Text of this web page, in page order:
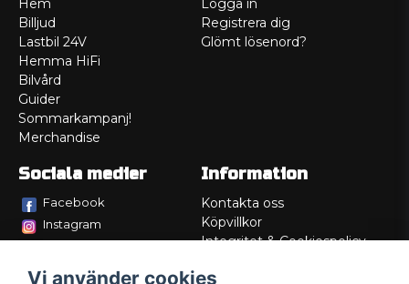
Hem
Billjud
Lastbil 24V
Hemma HiFi
Bilvård
Guider
Sommarkampanj!
Merchandise
Logga in
Registrera dig
Glömt lösenord?
Sociala medier
Facebook
Instagram
Information
Kontakta oss
Köpvillkor
Integritet & Cookiespolicy
Service/Garanti
Vi använder cookies